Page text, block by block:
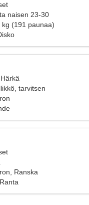
naisen 23-30
(191 paunaa)
tarvitsen
Ranska